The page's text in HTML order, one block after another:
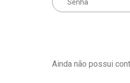
Ainda não possui